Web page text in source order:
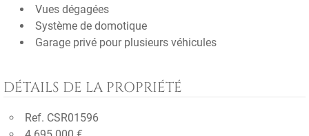
Vues dégagées
Système de domotique
Garage privé pour plusieurs véhicules
DÉTAILS DE LA PROPRIÉTÉ
Ref. CSR01596